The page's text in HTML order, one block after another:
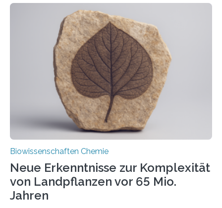
der Ruhr-Universität Bochum um Prof. Dr. Ralf Erdmann
und Dr. Ismaila Francis Yusuf hat nun einen bislang
unbekannten Qualitätskontrollmechanismus des
peroxisomalen Proteintransports in der Bäckerhefe
Saccharomyces cerevisiae entdeckt, der für die
Funktionsfähigkeit der Organellen entscheidend ist. Die
Studie wurde am 28. Oktober 2025 in der
Fachzeitschrift…
Biowissenschaften Chemie
Neue Erkenntnisse zur Komplexität
von Landpflanzen vor 65 Mio.
Jahren